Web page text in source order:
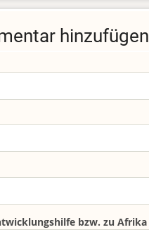
hinzufügen
bzw. zu Afrika